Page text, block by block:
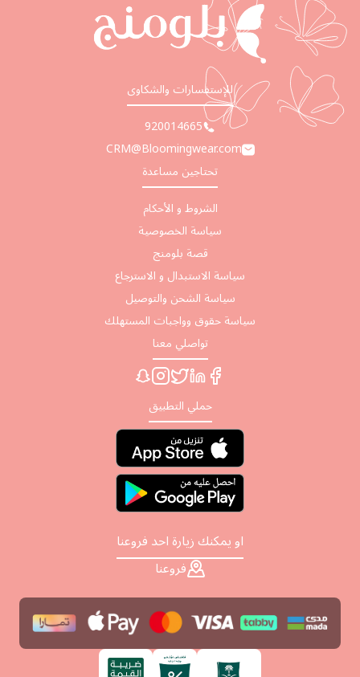
للإستفسارات والشكاوى
920014665
CRM@Bloomingwear.com
تحتاجين مساعدة
الشروط و الأحكام
سياسة الخصوصية
قصة بلومنج
سياسة الاستبدال و الاسترجاع
سياسة الشحن والتوصيل
سياسة حقوق وواجبات المستهلك
تواصلي معنا
حملي التطبيق
او يمكنك زيارة احد فروعنا
فروعنا